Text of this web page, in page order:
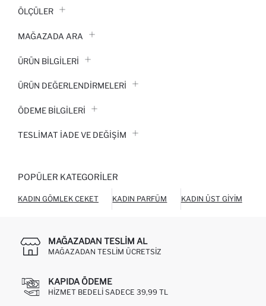
ÖLÇÜLER
MAĞAZADA ARA
ÜRÜN BILGILERI
ÜRÜN DEĞERLENDİRMELERİ
ÖDEME BİLGİLERİ
TESLIMAT İADE VE DEĞIŞIM
POPÜLER KATEGORILER
KADIN GÖMLEK CEKET KADIN PARFÜM KADIN ÜST GIYIM
MAĞAZADAN TESLIM AL
MAĞAZADAN TESLIM ÜCRETSIZ
KAPIDA ÖDEME
HIZMET BEDELI SADECE 39,99 TL